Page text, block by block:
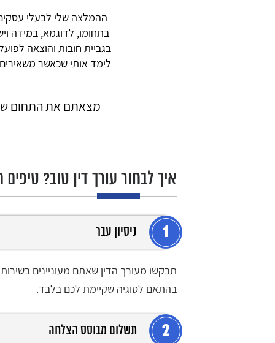
ההמלצה שלי לבעלי
בתחומו, לדוגמא, במידה
בגביית חובות והוצאה
לימד אותי שכאשר
מצאתם את התחום
איך לבחור עורך דין טוב?
1 ניסיון עבר
תבקשו מעורך הדין שאתם מעוניינים
בהתאם לסוגיה שקיימת לכם בלבד.
2 תשלום מבוסס הצלחה